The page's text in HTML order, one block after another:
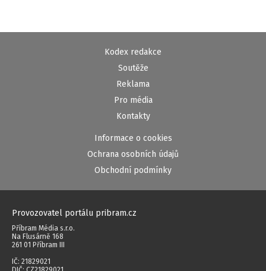
Kodex redakce
Soutěže
Reklama
Pro média
Kontakty
Informace o cookies
Ochrana osobních údajů
Obchodní podmínky
Provozovatel portálu pribram.cz
Příbram Média s.r.o.
Na Flusárně 168
261 01 Příbram III
IČ: 21829021